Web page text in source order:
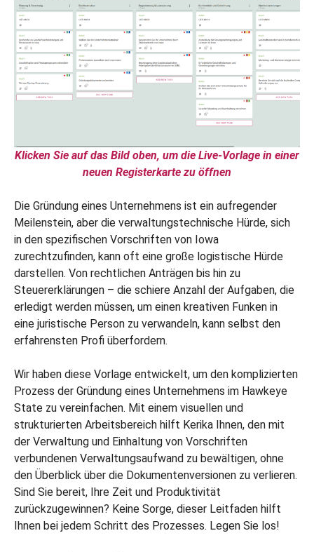
Klicken Sie auf das Bild oben, um die Live-Vorlage in einer
neuen Registerkarte zu öffnen
Die Gründung eines Unternehmens ist ein aufregender
Meilenstein, aber die verwaltungstechnische Hürde, sich
in den spezifischen Vorschriften von Iowa
zurechtzufinden, kann oft eine große logistische Hürde
darstellen. Von rechtlichen Anträgen bis hin zu
Steuererklärungen – die schiere Anzahl der Aufgaben, die
erledigt werden müssen, um einen kreativen Funken in
eine juristische Person zu verwandeln, kann selbst den
erfahrensten Profi überfordern.
Wir haben diese Vorlage entwickelt, um den komplizierten
Prozess der Gründung eines Unternehmens im Hawkeye
State zu vereinfachen. Mit einem visuellen und
strukturierten Arbeitsbereich hilft Kerika Ihnen, den mit
der Verwaltung und Einhaltung von Vorschriften
verbundenen Verwaltungsaufwand zu bewältigen, ohne
den Überblick über die Dokumentenversionen zu verlieren.
Sind Sie bereit, Ihre Zeit und Produktivität
zurückzugewinnen? Keine Sorge, dieser Leitfaden hilft
Ihnen bei jedem Schritt des Prozesses. Legen Sie los!